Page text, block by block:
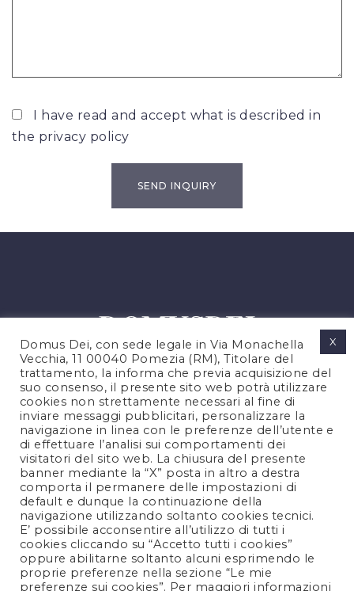
I have read and accept what is described in
the privacy policy
PRIVACY POLICY
COOKIES POLICY
LEGAL NOTES
CONTACTS
FOLLOW US
Domus Dei, con sede legale in Via Monachella
Vecchia, 11 00040 Pomezia (RM), Titolare del
trattamento, la informa che previa acquisizione del
suo consenso, il presente sito web potrà utilizzare
cookies non strettamente necessari al fine di
inviare messaggi pubblicitari, personalizzare la
navigazione in linea con le preferenze dell’utente e
di effettuare l’analisi sui comportamenti dei
visitatori del sito web. La chiusura del presente
banner mediante la “X” posta in altro a destra
comporta il permanere delle impostazioni di
default e dunque la continuazione della
navigazione utilizzando soltanto cookies tecnici.
E’ possibile acconsentire all’utilizzo di tutti i
cookies cliccando su “Accetto tutti i cookies”
oppure abilitarne soltanto alcuni esprimendo le
proprie preferenze nella sezione “Le mie
preferenze sui cookies”. Per maggiori informazioni
X